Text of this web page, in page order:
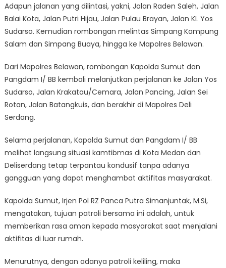
Adapun jalanan yang dilintasi, yakni, Jalan Raden Saleh, Jalan
Balai Kota, Jalan Putri Hijau, Jalan Pulau Brayan, Jalan KL Yos
Sudarso. Kemudian rombongan melintas Simpang Kampung
Salam dan Simpang Buaya, hingga ke Mapolres Belawan.
Dari Mapolres Belawan, rombongan Kapolda Sumut dan
Pangdam I/ BB kembali melanjutkan perjalanan ke Jalan Yos
Sudarso, Jalan Krakatau/Cemara, Jalan Pancing, Jalan Sei
Rotan, Jalan Batangkuis, dan berakhir di Mapolres Deli
Serdang.
Selama perjalanan, Kapolda Sumut dan Pangdam I/ BB
melihat langsung situasi kamtibmas di Kota Medan dan
Deliserdang tetap terpantau kondusif tanpa adanya
gangguan yang dapat menghambat aktifitas masyarakat.
Kapolda Sumut, Irjen Pol RZ Panca Putra Simanjuntak, M.Si,
mengatakan, tujuan patroli bersama ini adalah, untuk
memberikan rasa aman kepada masyarakat saat menjalani
aktifitas di luar rumah.
Menurutnya, dengan adanya patroli keliling, maka